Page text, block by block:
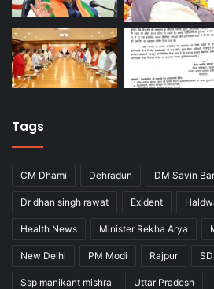
Tags
CM Dhami Dehradun DM Savin
Dr dhan singh rawat Exident
Health News Minister Rekha Arya
New Delhi PM Modi Rajpur
Ssp manikant mishra Uttar Pradesh